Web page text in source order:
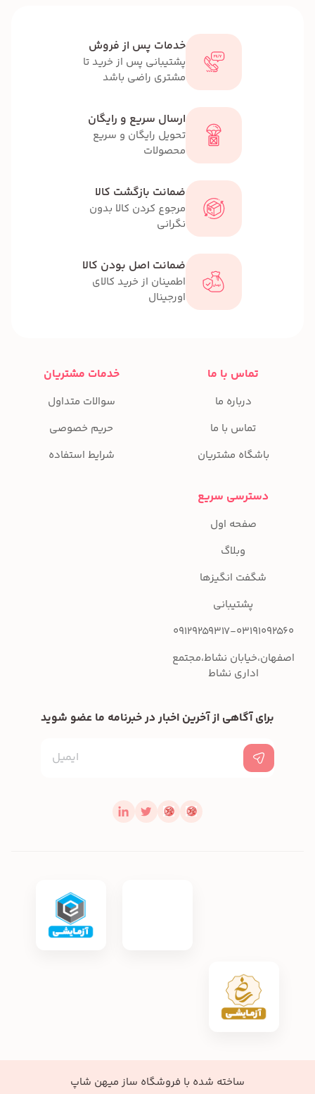
خدمات پس از فروش
پشتیبانی پس از خرید تا
مشتری راضی باشد
ارسال سریع و رایگان
تحویل رایگان و سریع
محصولات
ضمانت بازگشت کالا
مرجوع کردن کالا بدون
نگرانی
ضمانت اصل بودن کالا
اطمینان از خرید کالای
اورجینال
تماس با ما
درباره ما
تماس با ما
باشگاه مشتریان
خدمات مشتریان
سوالات متداول
حریم خصوصی
شرایط استفاده
دسترسی سریع
صفحه اول
وبلاگ
شگفت انگیزها
پشتیبانی
09129259317-03191092560
اصفهان،خیابان نشاط،مجتمع
اداری نشاط
برای آگاهی از آخرین اخبار در خبرنامه ما عضو شوید
ساخته شده با فروشگاه ساز میهن شاپ